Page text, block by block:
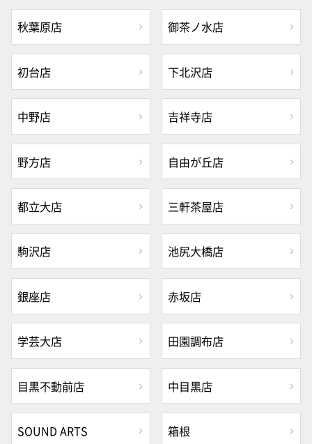
秋葉原店 御茶ノ水店
初台店 下北沢店
中野店 吉祥寺店
野方店 自由が丘店
都立大店 三軒茶屋店
駒沢店 池尻大橋店
銀座店 赤坂店
学芸大店 田園調布店
目黒不動前店 中目黒店
SOUND ARTS 箱根